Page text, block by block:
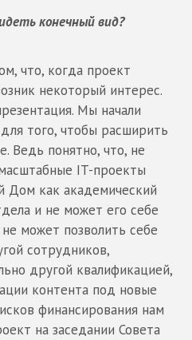
конечный вид?
что, когда проект
некоторый интерес.
Мы начали
того, чтобы расширить
Ведь понятно, что, не
IT-проекты
Дом как академический
и не может его себе
может позволить себе
сотрудников,
другой квалификацией,
контента под новые
финансирования нам
на заседании Совета